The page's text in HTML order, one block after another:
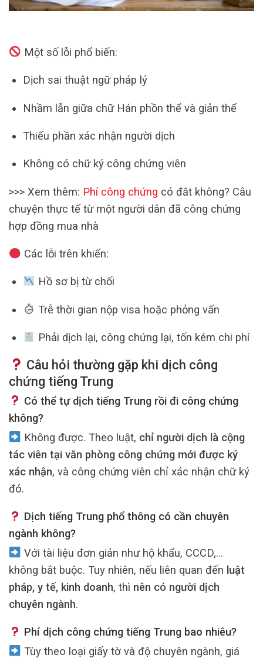
Một số lỗi phổ biến:
Dịch sai thuật ngữ pháp lý
Nhầm lẫn giữa chữ Hán phồn thể và giản thể
Thiếu phần xác nhận người dịch
Không có chữ ký công chứng viên
>>> Xem thêm: Phí công chứng có đắt không? Câu
chuyện thực tế từ một người dân đã công chứng
hợp đồng mua nhà
Các lỗi trên khiến:
Hồ sơ bị từ chối
Trễ thời gian nộp visa hoặc phỏng vấn
Phải dịch lại, công chứng lại, tốn kém chi phí
Câu hỏi thường gặp khi dịch công
chứng tiếng Trung
Có thể tự dịch tiếng Trung rồi đi công chứng
không?
Không được. Theo luật, chỉ người dịch là cộng
tác viên tại văn phòng công chứng mới được ký
xác nhận, và công chứng viên chỉ xác nhận chữ ký
đó.
Dịch tiếng Trung phổ thông có cần chuyên
ngành không?
Với tài liệu đơn giản như hộ khẩu, CCCD,…
không bắt buộc. Tuy nhiên, nếu liên quan đến luật
pháp, y tế, kinh doanh, thì nên có người dịch
chuyên ngành.
Phí dịch công chứng tiếng Trung bao nhiêu?
Tùy theo loại giấy tờ và độ chuyên ngành, giá